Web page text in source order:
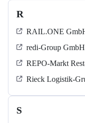
R
RAIL.ONE
redi-Group GmbH
REPO-Markt
Rieck Logistik-
S